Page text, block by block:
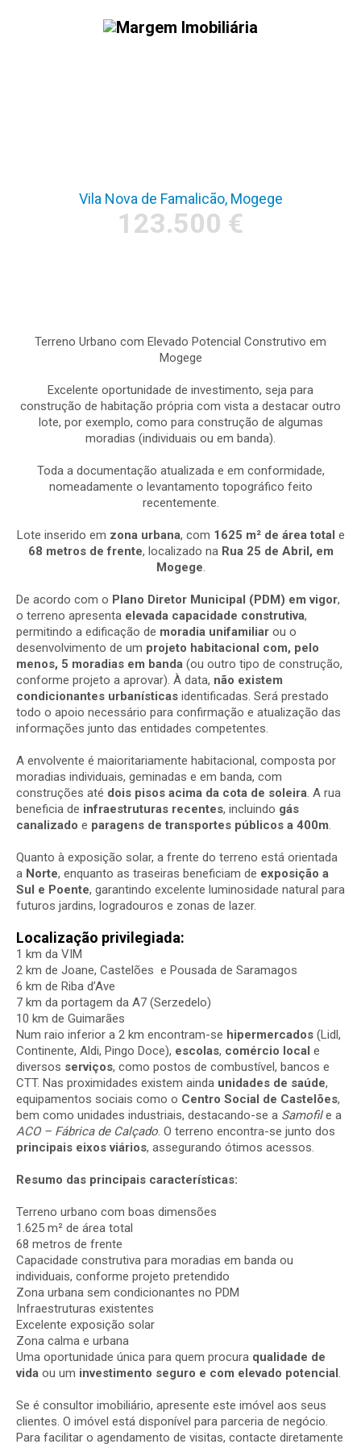
Vila Nova de Famalicão, Mogege
123.500 €
Terreno Urbano com Elevado Potencial Construtivo em
Mogege
Excelente oportunidade de investimento, seja para
construção de habitação própria com vista a destacar outro
lote, por exemplo, como para construção de algumas
moradias (individuais ou em banda).
Toda a documentação atualizada e em conformidade,
nomeadamente o levantamento topográfico feito
recentemente.
Lote inserido em zona urbana, com 1625 m² de área total e
68 metros de frente, localizado na Rua 25 de Abril, em
Mogege.
De acordo com o Plano Diretor Municipal (PDM) em vigor,
o terreno apresenta elevada capacidade construtiva,
permitindo a edificação de moradia unifamiliar ou o
desenvolvimento de um projeto habitacional com, pelo
menos, 5 moradias em banda (ou outro tipo de construção,
conforme projeto a aprovar). À data, não existem
condicionantes urbanísticas identificadas. Será prestado
todo o apoio necessário para confirmação e atualização das
informações junto das entidades competentes.
A envolvente é maioritariamente habitacional, composta por
moradias individuais, geminadas e em banda, com
construções até dois pisos acima da cota de soleira. A rua
beneficia de infraestruturas recentes, incluindo gás
canalizado e paragens de transportes públicos a 400m.
Quanto à exposição solar, a frente do terreno está orientada
a Norte, enquanto as traseiras beneficiam de exposição a
Sul e Poente, garantindo excelente luminosidade natural para
futuros jardins, logradouros e zonas de lazer.
Localização privilegiada:
1 km da VIM
2 km de Joane, Castelões e Pousada de Saramagos
6 km de Riba d’Ave
7 km da portagem da A7 (Serzedelo)
10 km de Guimarães
Num raio inferior a 2 km encontram-se hipermercados (Lidl,
Continente, Aldi, Pingo Doce), escolas, comércio local e
diversos serviços, como postos de combustível, bancos e
CTT. Nas proximidades existem ainda unidades de saúde,
equipamentos sociais como o Centro Social de Castelões,
bem como unidades industriais, destacando-se a Samofile a
ACO – Fábrica de Calçado. O terreno encontra-se junto dos
principais eixos viários, assegurando ótimos acessos.
Resumo das principais características:
Terreno urbano com boas dimensões
1.625 m² de área total
68 metros de frente
Capacidade construtiva para moradias em banda ou
individuais, conforme projeto pretendido
Zona urbana sem condicionantes no PDM
Infraestruturas existentes
Excelente exposição solar
Zona calma e urbana
Uma oportunidade única para quem procura qualidade de
vida ou um investimento seguro e com elevado potencial.
Se é consultor imobiliário, apresente este imóvel aos seus
clientes. O imóvel está disponível para parceria de negócio.
Para facilitar o agendamento de visitas, contacte diretamente